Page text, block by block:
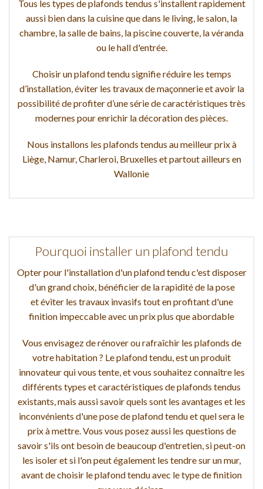
Tous les types de plafonds tendus s'installent rapidement
aussi bien dans la cuisine que dans le living, le salon, la
chambre, la salle de bains, la piscine couverte, la véranda
ou le hall d'entrée.
Choisir un plafond tendu signifie réduire les temps
d’installation, éviter les travaux de maçonnerie et avoir la
possibilité de profiter d’une série de caractéristiques très
modernes pour enrichir la décoration des pièces.
Nous installons les plafonds tendus au meilleur prix à
Liège, Namur, Charleroi, Bruxelles et partout ailleurs en
Wallonie
Pourquoi installer un plafond tendu
Opter pour l'installation d'un plafond tendu c'est disposer
d'un grand choix, bénéficier de la rapidité de la pose
et éviter les travaux invasifs tout en profitant d'une
finition impeccable avec un prix plus que abordable
Vous envisagez de rénover ou rafraîchir les plafonds de
votre habitation ? Le plafond tendu, est un produit
innovateur qui vous tente, et vous souhaitez connaître les
différents types et caractéristiques de plafonds tendus
existants, mais aussi savoir quels sont les avantages et les
inconvénients d'une pose de plafond tendu et quel sera le
prix à mettre. Vous vous posez aussi les questions de
savoir s'ils ont besoin de beaucoup d'entretien, si peut-on
les isoler et si l'on peut également les tendre sur un mur,
avant de choisir le plafond tendu avec le type de finition